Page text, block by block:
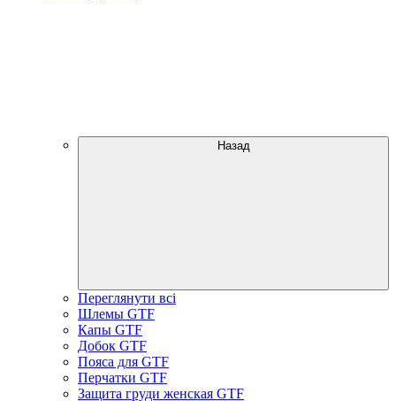
Назад
Переглянути всі
Шлемы GTF
Капы GTF
Добок GTF
Пояса для GTF
Перчатки GTF
Защита груди женская GTF